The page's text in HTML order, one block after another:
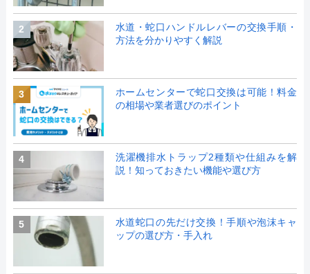
2
水道・蛇口ハンドルレバーの交換手順・
方法を分かりやすく解説
3
ホームセンターで蛇口交換は可能！料金
の相場や業者選びのポイント
4
洗濯機排水トラップ2種類や仕組みを解
説！知っておきたい機能や選び方
5
水道蛇口の先だけ交換！手順や泡沫キャ
ップの選び方・手入れ